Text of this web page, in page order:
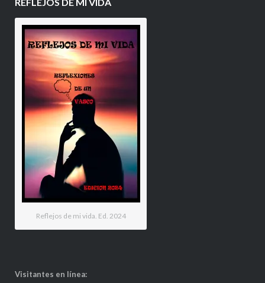
Reflejos de mi vida. Ed. 2024
Visitantes en línea: